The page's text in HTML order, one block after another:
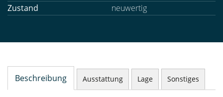
Zustand
neuwertig
Beschreibung Ausstattung Lage Sonstiges